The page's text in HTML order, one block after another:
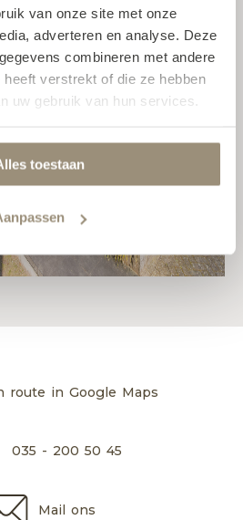
van onze site met onze
adverteren en analyse. Deze
combineren met andere
verstrekt of die ze hebben
uw gebruik van hun services.
toestaan
route in Google Maps
035 - 200 50 45
Mail ons